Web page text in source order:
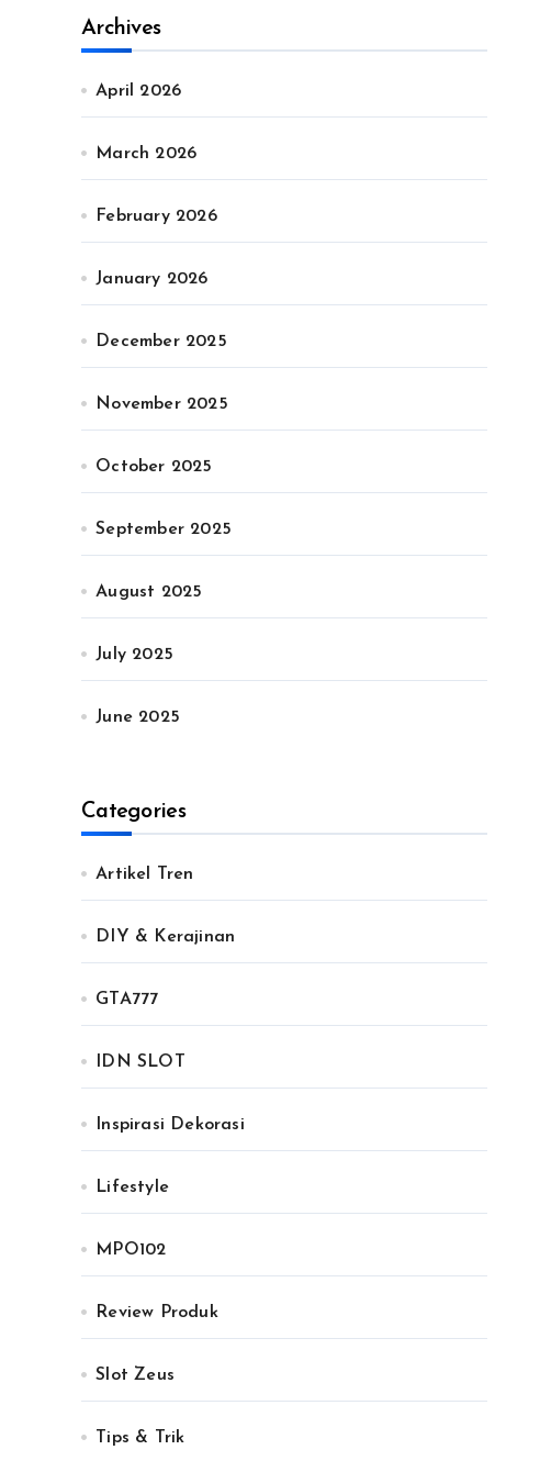
Archives
April 2026
March 2026
February 2026
January 2026
December 2025
November 2025
October 2025
September 2025
August 2025
July 2025
June 2025
Categories
Artikel Tren
DIY & Kerajinan
GTA777
IDN SLOT
Inspirasi Dekorasi
Lifestyle
MPO102
Review Produk
Slot Zeus
Tips & Trik